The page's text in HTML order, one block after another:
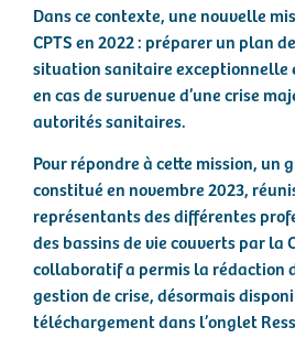
Dans ce contexte, une nouvelle
CPTS en 2022 : préparer un plan
situation sanitaire exceptionnelle
en cas de survenue d’une crise
autorités sanitaires.
Pour répondre à cette mission, un
constitué en novembre 2023,
représentants des différentes
des bassins de vie couverts par la
collaboratif a permis la rédaction
gestion de crise, désormais
téléchargement dans l’onglet